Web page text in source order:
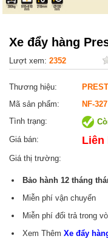
Xe đẩy hàng
Lượt xem: 2352
Thương hiệu:
Mã sản phẩm:
NF-327
Tình trạng:
Giá bán:
Liên
Giá thị trường:
Bảo hành 12 tháng
Miễn phí vận chuyển
Miễn phí đổi trả trong
Xem Thêm Xe đẩy